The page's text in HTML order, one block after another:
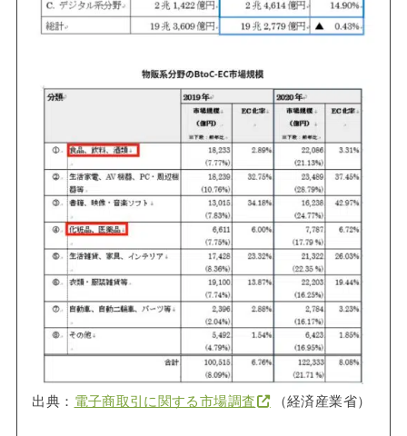
出典： 電子商取引に関する市場調査 （経済産業省）